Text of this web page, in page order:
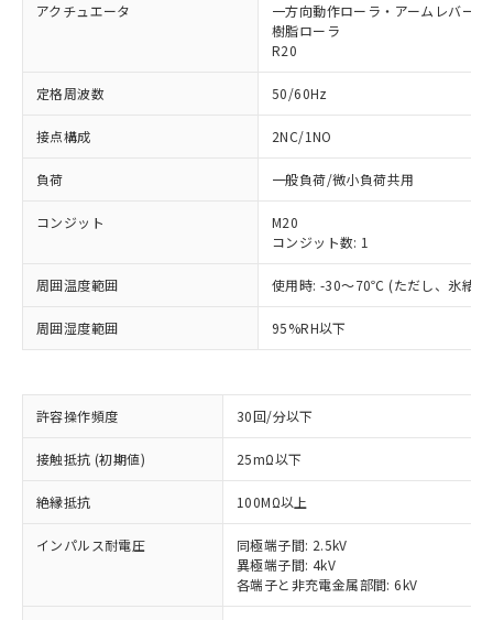
アクチュエータ
一方向動作ローラ・アームレバー
樹脂ローラ
R20
定格周波数 50/60Hz
接点構成 2NC/1NO
負荷 一般負荷/微小負荷共用
コンジット
M20
コンジット数: 1
周囲温度範囲 使用時: -30～70℃ (ただし、氷結し
周囲湿度範囲 95%RH以下
許容操作頻度 30回/分以下
接触抵抗 (初期値) 25mΩ以下
絶縁抵抗 100MΩ以上
インパルス耐電圧
同極端子間: 2.5kV
異極端子間: 4kV
各端子と非充電金属部間: 6kV
ご利用条件
※1 対応状況
対応済み：EU RoHS指令（10物質）の
非含有に対応した製品が提供可能な商品で
す。
対応予定：EU RoHS指令（10物質）の非含
有に対応した製品に切り替える予定のある